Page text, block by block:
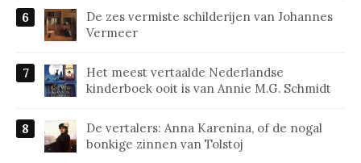
De zes vermiste schilderijen van Johannes
Vermeer
Het meest vertaalde Nederlandse
kinderboek ooit is van Annie M.G. Schmidt
De vertalers: Anna Karenina, of de nogal
bonkige zinnen van Tolstoj